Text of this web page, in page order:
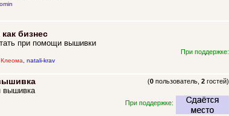
бизнес
при помощи вышивки
При поддержке:
Клеома, natali-krav
(0 пользователь,2 гостей)
вышивка
При поддержке: